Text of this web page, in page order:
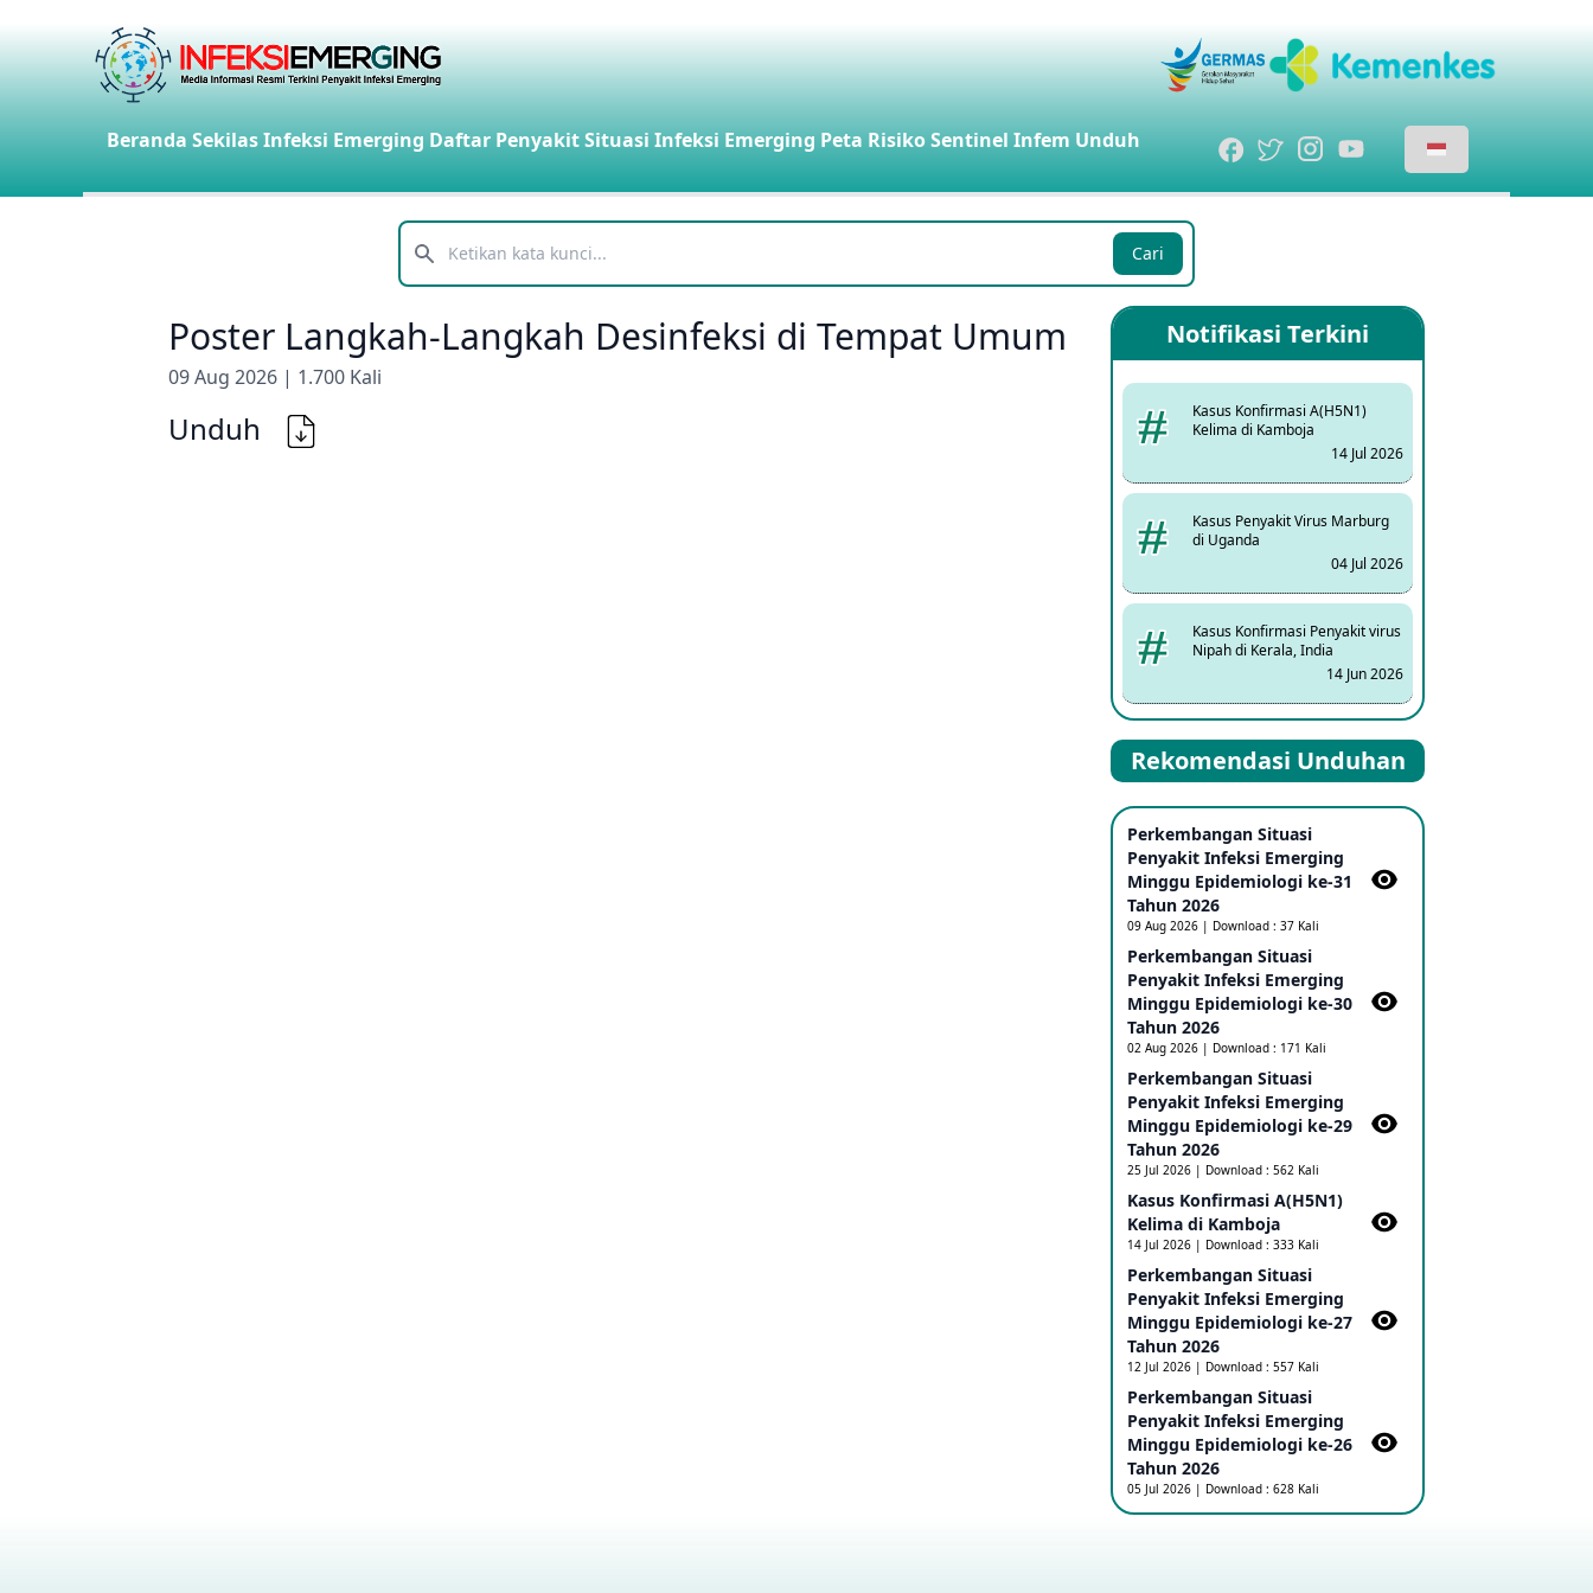
Beranda Sekilas Infeksi Emerging Daftar PenyakitSituasi Infeksi Emerging Peta RisikoSentinel Infem Unduh
Telusuri Cari
Poster Langkah-Langkah Desinfeksi di Tempat Umum
09 Aug 2026 | 1.700 Kali
Unduh
Notifikasi Terkini
Kasus Konfirmasi A(H5N1)
Kelima di Kamboja
14 Jul 2026
Kasus Penyakit Virus Marburg
di Uganda
04 Jul 2026
Kasus Konfirmasi Penyakit virus
Nipah di Kerala, India
14 Jun 2026
Kasus Dicurigai Penyakit virus
Nipah di Kerala, India
12 Jun 2026
Mpox Clade 1b di Taiwan
25 May 2026
Update Informasi PHEIC
Penyakit Ebola
23 May 2026
Penetapan Outbreak Penyakit
Ebola di RD Kongo dan Uganda
Sebagai PHEIC
17 May 2026
Outbreak Penyakti Ebola di RD
Kongo
16 May 2026
Kasus Konfirmasi A(H5NN6) di
Cina
Update Penyakit Virus Hanta
Tipe HPS di Kapal Pesiar MV
Hondius
Rekomendasi Unduhan
Perkembangan Situasi
Penyakit Infeksi Emerging
Minggu Epidemiologi ke-31
Tahun 2026
09 Aug 2026 | Download : 37 Kali
Perkembangan Situasi
Penyakit Infeksi Emerging
Minggu Epidemiologi ke-30
Tahun 2026
02 Aug 2026 | Download : 171 Kali
Perkembangan Situasi
Penyakit Infeksi Emerging
Minggu Epidemiologi ke-29
Tahun 2026
25 Jul 2026 | Download : 562 Kali
Kasus Konfirmasi A(H5N1)
Kelima di Kamboja​
14 Jul 2026 | Download : 333 Kali
Perkembangan Situasi
Penyakit Infeksi Emerging
Minggu Epidemiologi ke-27
Tahun 2026
12 Jul 2026 | Download : 557 Kali
Perkembangan Situasi
Penyakit Infeksi Emerging
Minggu Epidemiologi ke-26
Tahun 2026
05 Jul 2026 | Download : 628 Kali